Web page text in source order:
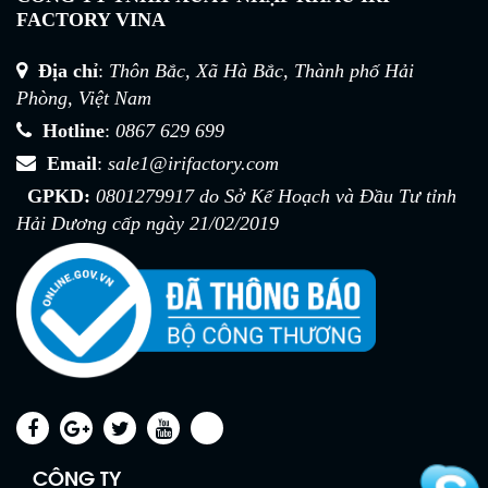
FACTORY VINA
Địa chỉ: Thôn Bắc, Xã Hà Bắc, Thành phố Hải
Phòng, Việt Nam
Hotline: 0867 629 699
Email: sale1@irifactory.com
GPKD: 0801279917 do Sở Kế Hoạch và Đầu Tư tỉnh
Hải Dương cấp ngày 21/02/2019
CÔNG TY